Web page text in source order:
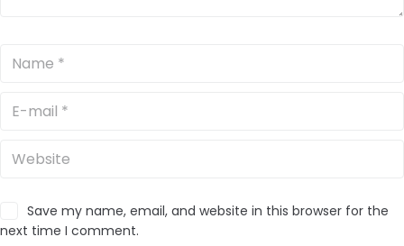
Save my name, email, and website in this browser for the
next time I comment.